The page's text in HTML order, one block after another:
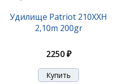
Удилище Patriot 210XXH
2,10m 200gr
2250 ₽